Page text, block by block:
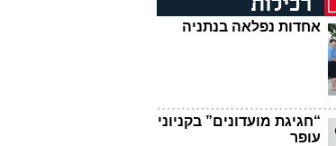
אחדות נפלאה בנתניה
“חגיגת מועדונים” בקניוני
עופר